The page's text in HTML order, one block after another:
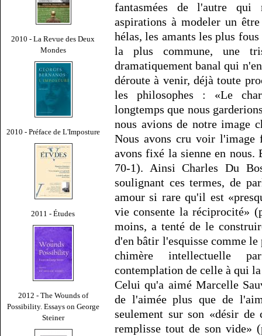
2010 - La Revue des Deux
Mondes
2010 - Préface de L'Imposture
2011 - Études
2012 - The Wounds of
Possibility. Essays on George
Steiner
fantasmées de l'autre qui
aspirations à modeler un
hélas, les amants les plus
la plus commune, une
dramatiquement banal qui
déroute à venir, déjà toute
les philosophes : «Le
longtemps que nous
nous avions de notre image
Nous avons cru voir l'image
avons fixé la sienne en nous.
70-1). Ainsi Charles Du
soulignant ces termes, de
amour si rare qu'il est
vie consente la réciprocité»
moins, a tenté de le
d'en bâtir l'esquisse comme
chimère intellectuelle
contemplation de celle à qui
Celui qu'a aimé Marcelle
de l'aimée plus que de
seulement sur son «désir
remplisse tout de son vide»